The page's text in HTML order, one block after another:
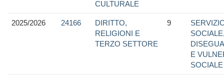
CULTURALE
2025/2026 24166
DIRITTO,
RELIGIONI E
TERZO SETTORE
9
E
SOCIALE